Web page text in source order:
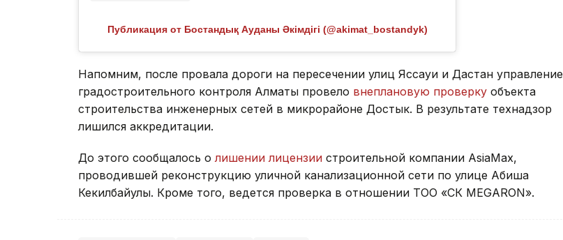
Публикация от Бостандық Ауданы Әкімдігі (@akimat_bostandyk)
Напомним, после провала дороги на пересечении улиц Яссауи и Дастан управление
градостроительного контроля Алматы провело внеплановую проверку объекта
строительства инженерных сетей в микрорайоне Достык. В результате технадзор
лишился аккредитации.
До этого сообщалось о лишении лицензии строительной компании AsiaMax,
проводившей реконструкцию уличной канализационной сети по улице Абиша
Кекилбайулы. Кроме того, ведется проверка в отношении ТОО «СК MEGARON».